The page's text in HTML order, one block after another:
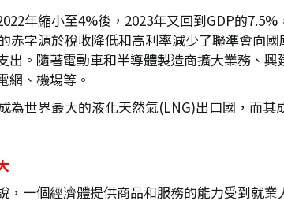
年縮小至4%後，2023年又回到GDP的
赤字源於稅收降低和高利率減少了聯準會向
出。隨著電動車和半導體製造商擴大業務、
網、機場等。
為世界最大的液化天然氣(LNG)出口國，而
，一個經濟體提供商品和服務的能力受到就